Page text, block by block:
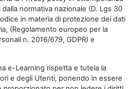
normativa nazionale (D. Lgs 30
in materia di protezione dei dati
(Regolamento europeo per la
n. 2016/679, GDPR) e
e-Learning rispetta e tutela la
e degli Utenti, ponendo in essere